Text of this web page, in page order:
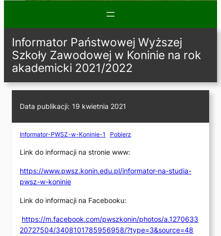
Informator Państwowej Wyższej
Szkoły Zawodowej w Koninie na rok
akademicki 2021/2022
Data publikacji: 19 kwietnia 2021
Informator-PWSZ-w-Koninie-1 Pobierz
Link do informacji na stronie www:
https://www.pwsz.konin.edu.pl/informator-na-studia-
pwsz-w-koninie
Link do informacji na Facebooku:
https://m.facebook.com/pwszkonin/photos/a.1270633
20727504/3408101785956958/?type=3&source=48